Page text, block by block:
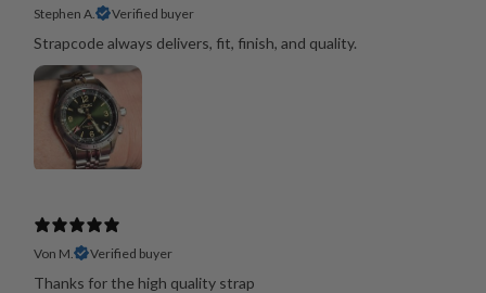
Stephen A. Verified buyer
Strapcode always delivers, fit, finish, and quality.
Von M. Verified buyer
Thanks for the high quality strap